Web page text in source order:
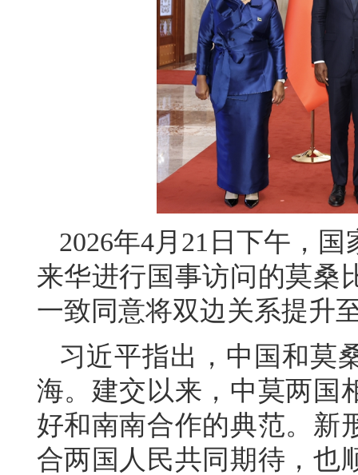
2026年4月21日下午，
来华进行国事访问的莫桑
一致同意将双边关系提升
习近平指出，中国和莫
海。建交以来，中莫两国
好和南南合作的典范。新
合两国人民共同期待，也